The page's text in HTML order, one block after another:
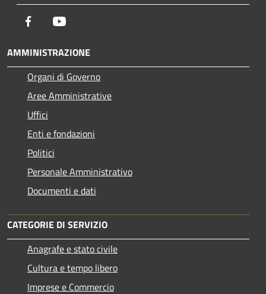
Facebook
AMMINISTRAZIONE
Organi di Governo
Aree Amministrative
Uffici
Enti e fondazioni
Politici
Personale Amministrativo
Documenti e dati
CATEGORIE DI SERVIZIO
Anagrafe e stato civile
Cultura e tempo libero
Imprese e Commercio